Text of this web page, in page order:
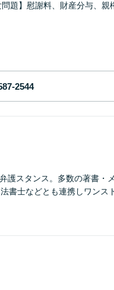
題】慰謝料、財産分与、親
護スタンス。多数の著書・
書士などとも連携しワンス